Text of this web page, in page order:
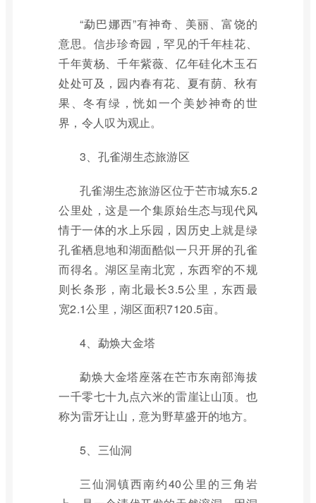
“勐巴娜西”有神奇、美丽、富饶的
意思。信步珍奇园，罕见的千年桂花、
千年黄杨、千年紫薇、亿年硅化木玉石
处处可及，园内春有花、夏有荫、秋有
果、冬有绿，恍如一个美妙神奇的世
界，令人叹为观止。
3、孔雀湖生态旅游区
孔雀湖生态旅游区位于芒市城东5.2
公里处，这是一个集原始生态与现代风
情于一体的水上乐园，因历史上就是绿
孔雀栖息地和湖面酷似一只开屏的孔雀
而得名。湖区呈南北宽，东西窄的不规
则长条形，南北最长3.5公里，东西最
宽2.1公里，湖区面积7120.5亩。
4、勐焕大金塔
勐焕大金塔座落在芒市东南部海拔
一千零七十九点六米的雷崖让山顶。也
称为雷牙让山，意为野草盛开的地方。
5、三仙洞
三仙洞镇西南约40公里的三角岩